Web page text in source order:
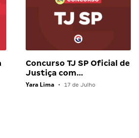
Concurso TJ SP Oficial de
Justiça com…
Yara Lima • 17 de Julho